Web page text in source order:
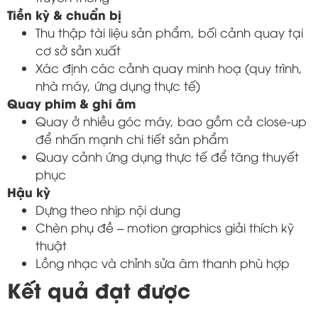
Tiền kỳ & chuẩn bị
Thu thập tài liệu sản phẩm, bối cảnh quay tại
cơ sở sản xuất
Xác định các cảnh quay minh hoạ (quy trình,
nhà máy, ứng dụng thực tế)
Quay phim & ghi âm
Quay ở nhiều góc máy, bao gồm cả close-up
để nhấn mạnh chi tiết sản phẩm
Quay cảnh ứng dụng thực tế để tăng thuyết
phục
Hậu kỳ
Dựng theo nhịp nội dung
Chèn phụ đề – motion graphics giải thích kỹ
thuật
Lồng nhạc và chỉnh sửa âm thanh phù hợp
Kết quả đạt được